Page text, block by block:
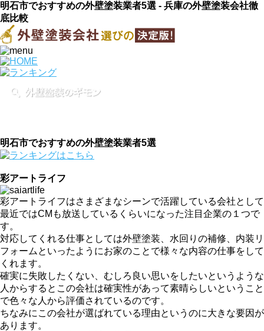
明石市でおすすめの外壁塗装業者5選 - 兵庫の外壁塗装会社徹
底比較
明石市でおすすめの外壁塗装業者5選
彩アートライフ
彩アートライフはさまざまなシーンで活躍している会社として
最近ではCMも放送しているくらいになった注目企業の１つで
す。
対応してくれる仕事としては外壁塗装、水回りの補修、内装リ
フォームといったようにお家のことで様々な内容の仕事をして
くれます。
確実に失敗したくない、むしろ良い思いをしたいというような
人からするとこの会社は確実性があって素晴らしいということ
で色々な人から評価されているのです。
ちなみにこの会社が選ばれている理由というのに大きな要因が
あります。